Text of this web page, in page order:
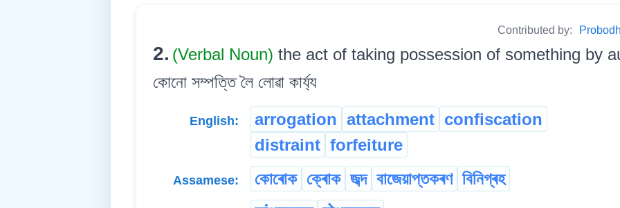
Contributed by: Probodh
2. (Verbal Noun) the act of taking possession of something by
কোনো সম্পত্তি লৈ লোৱা কাৰ্য্য
English: arrogation attachment confiscation
distraint forfeiture
Assamese: কোৰোক ক্ৰোক জব্দ বাজেয়াপ্তকৰণ বিনিগ্ৰহ